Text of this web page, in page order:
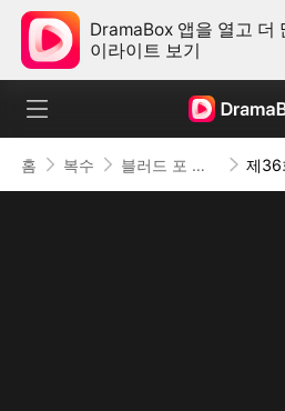
DramaBox 앱을 열고 더
이라이트 보기
홈 복수 블러드 포 디스 제36